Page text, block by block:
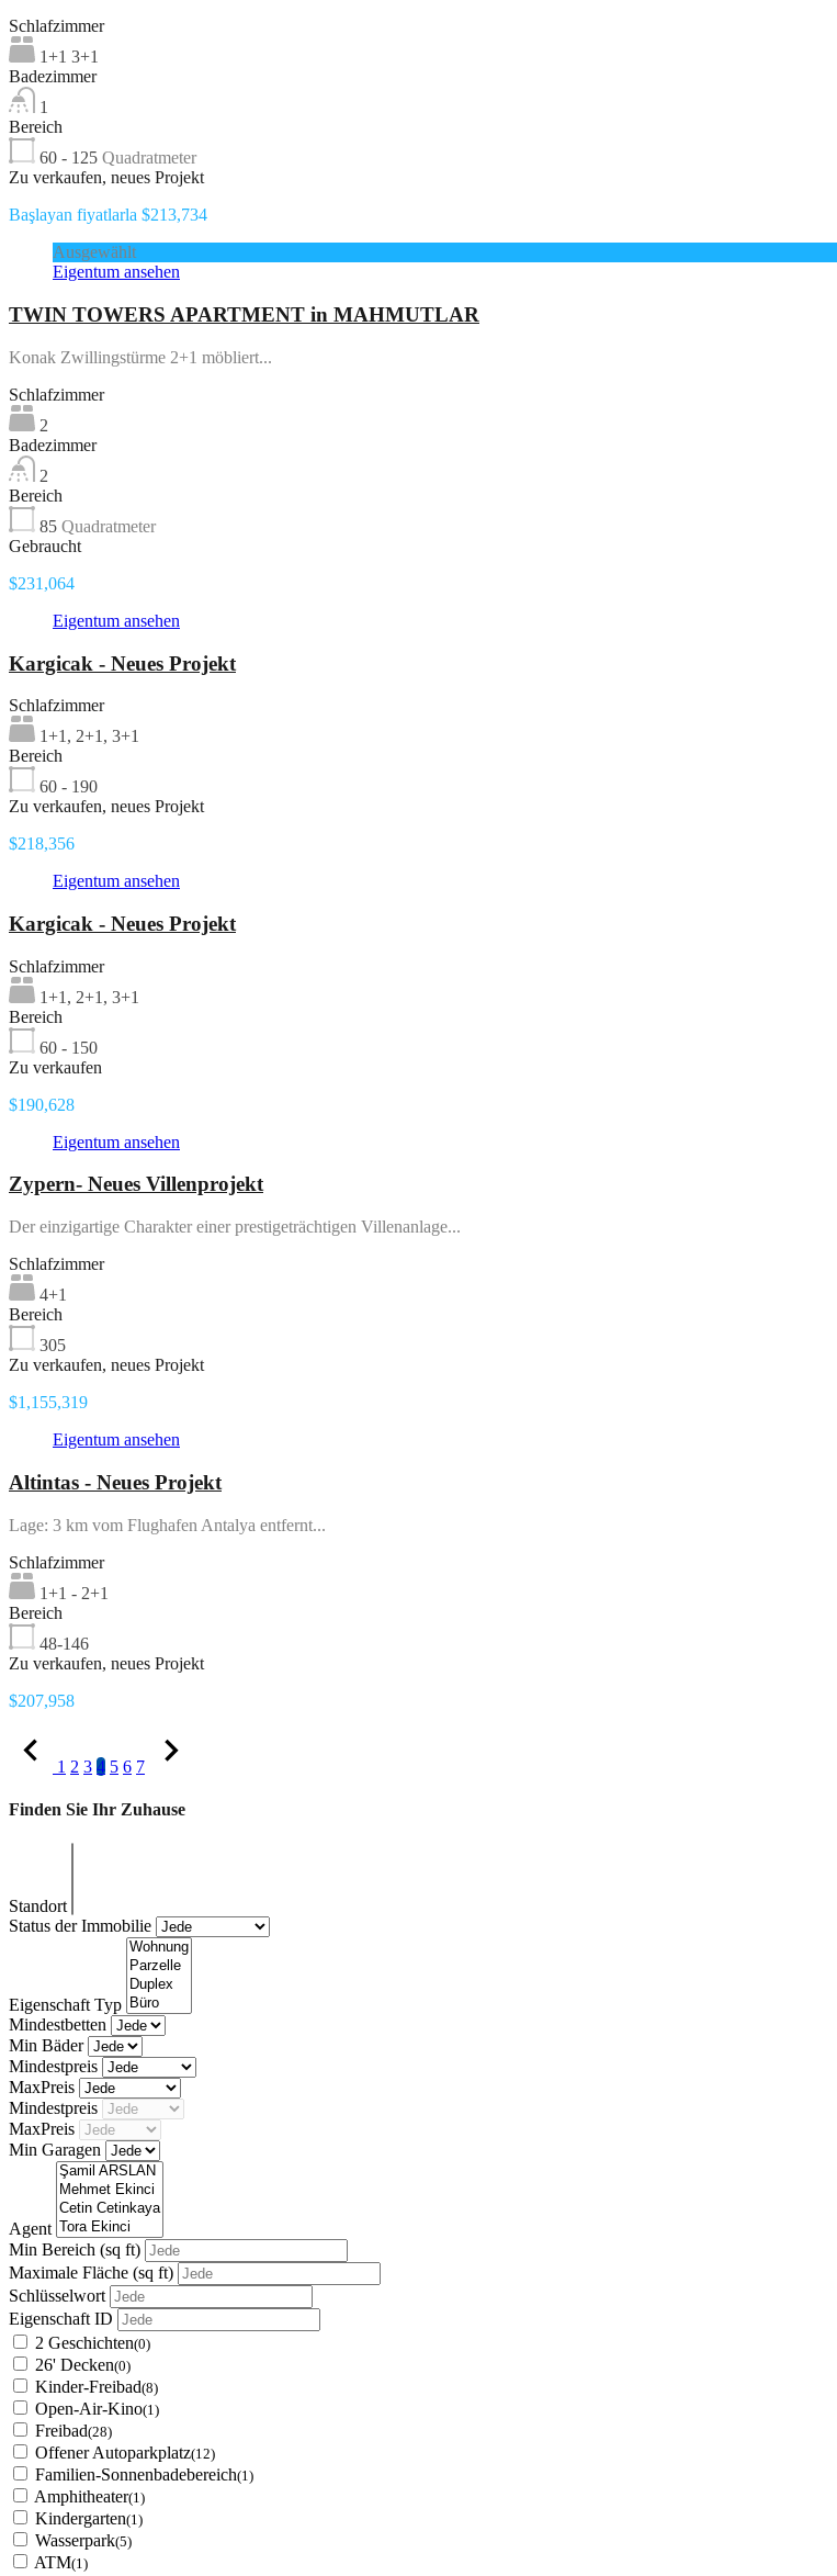
Schlafzimmer
1+1 3+1
Badezimmer
1
Bereich
60 - 125 Quadratmeter
Zu verkaufen, neues Projekt
Başlayan fiyatlarla $213,734
Ausgewählt
Eigentum ansehen
TWIN TOWERS APARTMENT in MAHMUTLAR
Konak Zwillingstürme 2+1 möbliert...
Schlafzimmer
2
Badezimmer
2
Bereich
85 Quadratmeter
Gebraucht
$231,064
Eigentum ansehen
Kargicak - Neues Projekt
Schlafzimmer
1+1, 2+1, 3+1
Bereich
60 - 190
Zu verkaufen, neues Projekt
$218,356
Eigentum ansehen
Kargicak - Neues Projekt
Schlafzimmer
1+1, 2+1, 3+1
Bereich
60 - 150
Zu verkaufen
$190,628
Eigentum ansehen
Zypern- Neues Villenprojekt
Der einzigartige Charakter einer prestigeträchtigen Villenanlage...
Schlafzimmer
4+1
Bereich
305
Zu verkaufen, neues Projekt
$1,155,319
Eigentum ansehen
Altintas - Neues Projekt
Lage: 3 km vom Flughafen Antalya entfernt...
Schlafzimmer
1+1 - 2+1
Bereich
48-146
Zu verkaufen, neues Projekt
$207,958
1 2 3 4 5 6 7
Finden Sie Ihr Zuhause
Standort
Status der Immobilie
Eigenschaft Typ
Mindestbetten
Min Bäder
Mindestpreis
MaxPreis
Mindestpreis
MaxPreis
Min Garagen
Agent
Min Bereich (sq ft)
Maximale Fläche (sq ft)
Schlüsselwort
Eigenschaft ID
2 Geschichten(0)
26' Decken(0)
Kinder-Freibad(8)
Open-Air-Kino(1)
Freibad(28)
Offener Autoparkplatz(12)
Familien-Sonnenbadebereich(1)
Amphitheater(1)
Kindergarten(1)
Wasserpark(5)
ATM(1)